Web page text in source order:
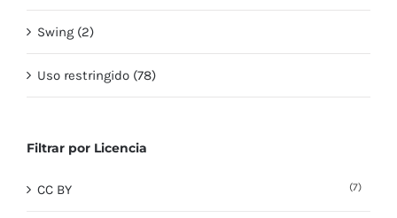
Swing (2)
Uso restringido (78)
Filtrar por Licencia
CC BY (7)